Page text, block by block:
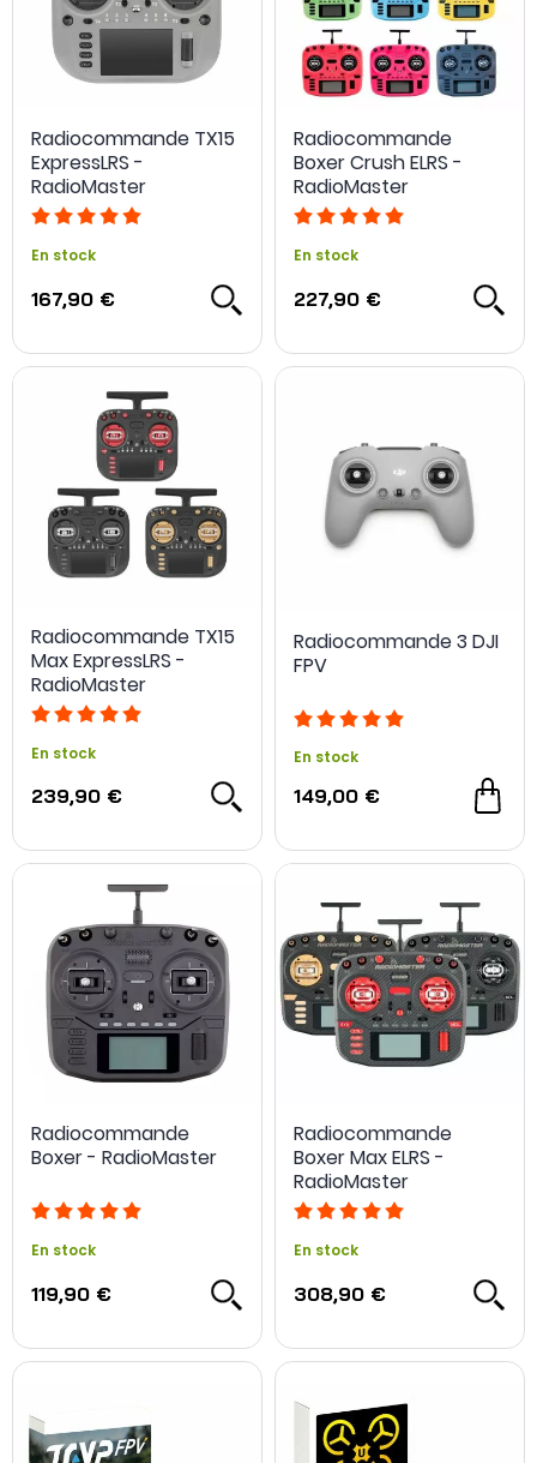
Radiocommande TX15
ExpressLRS -
RadioMaster
En stock
167,90 €
Radiocommande
Boxer Crush ELRS -
RadioMaster
En stock
227,90 €
Radiocommande TX15
Max ExpressLRS -
RadioMaster
En stock
239,90 €
Radiocommande 3 DJI
FPV
En stock
149,00 €
Radiocommande
Boxer - RadioMaster
En stock
119,90 €
Radiocommande
Boxer Max ELRS -
RadioMaster
En stock
308,90 €